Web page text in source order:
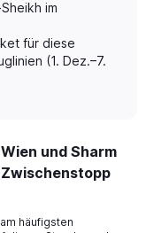
im
für diese
(1. Dez.–7.
und Sharm
häufigsten